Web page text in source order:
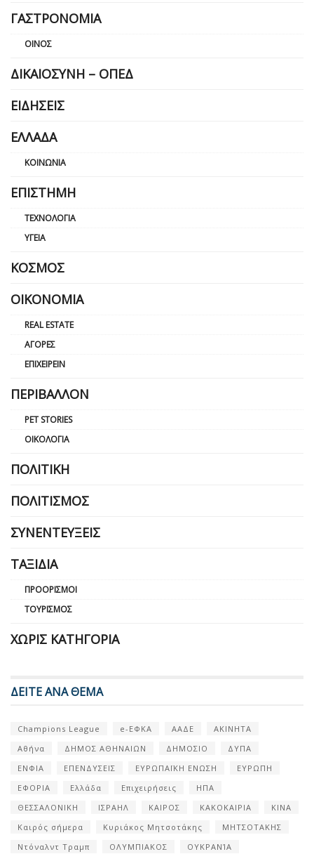
ΓΑΣΤΡΟΝΟΜΊΑ
ΟΊΝΟΣ
ΔΙΚΑΙΟΣΎΝΗ – ΟΠΕΔ
ΕΙΔΉΣΕΙΣ
ΕΛΛΆΔΑ
ΚΟΙΝΩΝΊΑ
ΕΠΙΣΤΉΜΗ
ΤΕΧΝΟΛΟΓΊΑ
ΥΓΕΊΑ
ΚΌΣΜΟΣ
ΟΙΚΟΝΟΜΊΑ
REAL ESTATE
ΑΓΟΡΈΣ
ΕΠΙΧΕΙΡΕΊΝ
ΠΕΡΙΒΆΛΛΟΝ
PET STORIES
ΟΙΚΟΛΟΓΊΑ
ΠΟΛΙΤΙΚΉ
ΠΟΛΙΤΙΣΜΌΣ
ΣΥΝΕΝΤΕΎΞΕΙΣ
ΤΑΞΊΔΙΑ
ΠΡΟΟΡΙΣΜΟΊ
ΤΟΥΡΙΣΜΌΣ
ΧΩΡΊΣ ΚΑΤΗΓΟΡΊΑ
ΔΕΙΤΕ ΑΝΑ ΘΕΜΑ
Champions League e-ΕΦΚΑ ΑΑΔΕ
ΑΚΙΝΗΤΑ
Αθήνα
ΔΗΜΟΣ ΑΘΗΝΑΙΩΝ ΔΗΜΟΣΙΟ
ΔΥΠΑ
ΕΝΦΙΑ
ΕΠΕΝΔΥΣΕΙΣ ΕΥΡΩΠΑΪΚΗ ΕΝΩΣΗ
ΕΥΡΩΠΗ
ΕΦΟΡΙΑ
Ελλάδα Επιχειρήσεις
ΗΠΑ
ΘΕΣΣΑΛΟΝΙΚΗ
ΙΣΡΑΗΛ ΚΑΙΡΟΣ ΚΑΚΟΚΑΙΡΙΑ
ΚΙΝΑ
Καιρός σήμερα
Κυριάκος Μητσοτάκης
ΜΗΤΣΟΤΑΚΗΣ
Ντόναλντ Τραμπ
ΟΛΥΜΠΙΑΚΟΣ
ΟΥΚΡΑΝΊΑ